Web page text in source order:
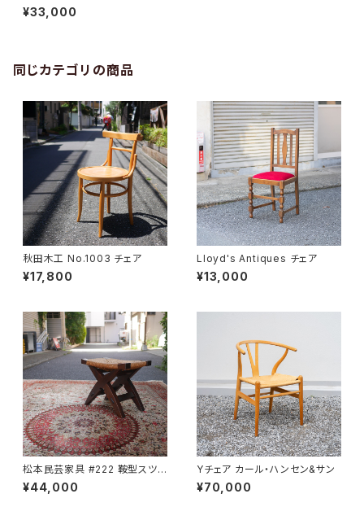
チェア
¥33,000
同じカテゴリの商品
秋田木工 No.1003 チェア
¥17,800
Lloyd's Antiques チェア
¥13,000
松本民芸家具 #222 鞍型スツ
ール
¥44,000
Yチェア カール・ハンセン&サン
¥70,000